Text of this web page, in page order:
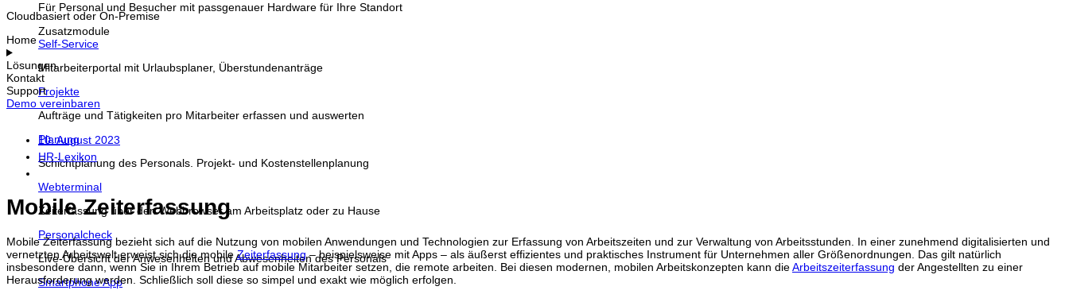
Für Personal und Besucher mit passgenauer Hardware für Ihre Standort
Zusatzmodule
Self-Service
Mitarbeiterportal mit Urlaubsplaner, Überstundenanträge
Projekte
Aufträge und Tätigkeiten pro Mitarbeiter erfassen und auswerten
Planung
Schichtplanung des Personals. Projekt- und Kostenstellenplanung
Webterminal
Zeiterfassung über den Webbrowser am Arbeitsplatz oder zu Hause
Personalcheck
Live-Übersicht der Anwesenheiten und Abwesenheiten des Personals
Smartphone App
Cloudbasiert oder On-Premise
Home
Lösungen
Kontakt
Support
Demo vereinbaren
10. August 2023
HR-Lexikon
Mobile Zeiterfassung
Mobile Zeiterfassung bezieht sich auf die Nutzung von mobilen Anwendungen und Technologien zur Erfassung von Arbeitszeiten und zur Verwaltung von Arbeitsstunden. In einer zunehmend digitalisierten und
vernetzten Arbeitswelt erweist sich die mobileZeiterfassung– beispielsweise mit Apps – als äußerst effizientes und praktisches Instrument für Unternehmen aller Größenordnungen. Das gilt natürlich
insbesondere dann, wenn Sie in Ihrem Betrieb auf mobile Mitarbeiter setzen, die remote arbeiten. Bei diesen modernen, mobilen Arbeitskonzepten kann dieArbeitszeiterfassung der Angestellten zu einer
Herausforderung werden. Schließlich soll diese so simpel und exakt wie möglich erfolgen.